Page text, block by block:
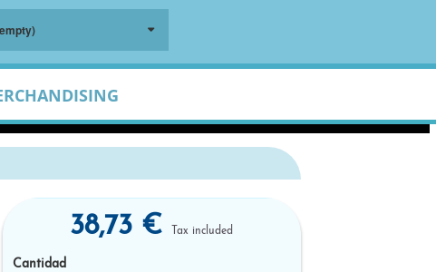
38,73 € Tax included
Cantidad